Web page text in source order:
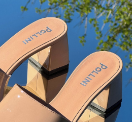
and sandals are now on sale. ...